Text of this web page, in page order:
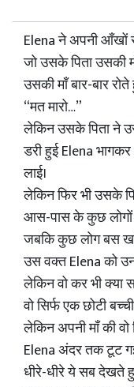
Elena ने अपनी आँखों
जो उसके पिता उसकी
उसकी माँ बार-बार
“मत मारो…”
लेकिन उसके पिता ने
डरी हुई Elena
लाई।
लेकिन फिर भी उसके
आस-पास के कुछ लोगों
जबकि कुछ लोग बस
उस वक्त Elena को
लेकिन वो कर भी क्या
वो सिर्फ एक छोटी
लेकिन अपनी माँ की
Elena अंदर तक टूट
धीरे-धीरे ये सब देखते